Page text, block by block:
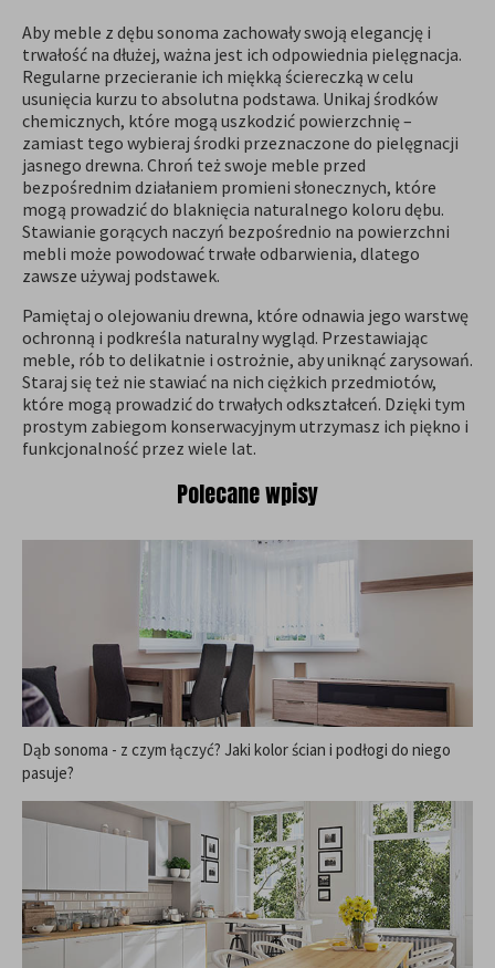
Aby meble z dębu sonoma zachowały swoją elegancję i
trwałość na dłużej, ważna jest ich odpowiednia pielęgnacja.
Regularne przecieranie ich miękką ściereczką w celu
usunięcia kurzu to absolutna podstawa. Unikaj środków
chemicznych, które mogą uszkodzić powierzchnię –
zamiast tego wybieraj środki przeznaczone do pielęgnacji
jasnego drewna. Chroń też swoje meble przed
bezpośrednim działaniem promieni słonecznych, które
mogą prowadzić do blaknięcia naturalnego koloru dębu.
Stawianie gorących naczyń bezpośrednio na powierzchni
mebli może powodować trwałe odbarwienia, dlatego
zawsze używaj podstawek.
Pamiętaj o olejowaniu drewna, które odnawia jego warstwę
ochronną i podkreśla naturalny wygląd. Przestawiając
meble, rób to delikatnie i ostrożnie, aby uniknąć zarysowań.
Staraj się też nie stawiać na nich ciężkich przedmiotów,
które mogą prowadzić do trwałych odkształceń. Dzięki tym
prostym zabiegom konserwacyjnym utrzymasz ich piękno i
funkcjonalność przez wiele lat.
Polecane wpisy
Dąb sonoma - z czym łączyć? Jaki kolor ścian i podłogi do niego
pasuje?